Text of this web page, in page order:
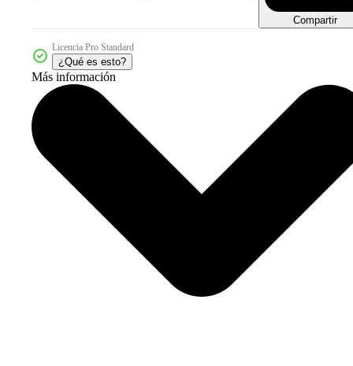
Compartir
Licencia Pro Standard
¿Qué es esto?
Más información